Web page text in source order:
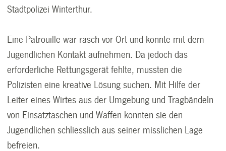
Stadtpolizei Winterthur.
Eine Patrouille war rasch vor Ort und konnte mit dem
Jugendlichen Kontakt aufnehmen. Da jedoch das
erforderliche Rettungsgerät fehlte, mussten die
Polizisten eine kreative Lösung suchen. Mit Hilfe der
Leiter eines Wirtes aus der Umgebung und Tragbändeln
von Einsatztaschen und Waffen konnten sie den
Jugendlichen schliesslich aus seiner misslichen Lage
befreien.